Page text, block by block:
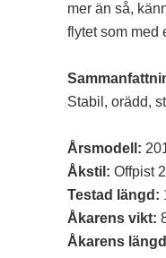
mer än så,
flytet som med
Stabil, orädd,
Årsmodell:
Åkstil: Offpist
Testad längd:
Åkarens vikt:
Åkarens